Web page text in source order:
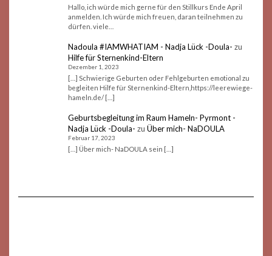
Hallo, ich würde mich gerne für den Stillkurs Ende April
anmelden. Ich würde mich freuen, daran teilnehmen zu
dürfen. viele…
Nadoula #IAMWHATIAM - Nadja Lück -Doula- zu
Hilfe für Sternenkind-Eltern
Dezember 1, 2023
[…] Schwierige Geburten oder Fehlgeburten emotional zu
begleiten Hilfe für Sternenkind-Eltern,https://leerewiege-
hameln.de/ […]
Geburtsbegleitung im Raum Hameln- Pyrmont -
Nadja Lück -Doula- zuÜber mich- NaDOULA
Februar 17, 2023
[…] Über mich- NaDOULA sein […]